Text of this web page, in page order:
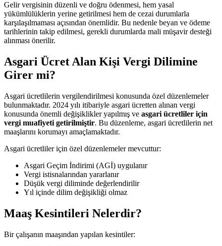
Gelir vergisinin düzenli ve doğru ödenmesi, hem yasal
yükümlülüklerin yerine getirilmesi hem de cezai durumlarla
karşılaşılmaması açısından önemlidir. Bu nedenle beyan ve ödeme
tarihlerinin takip edilmesi, gerekli durumlarda mali müşavir desteği
alınması önerilir.
Asgari Ücret Alan Kişi Vergi Dilimine
Girer mi?
Asgari ücretlilerin vergilendirilmesi konusunda özel düzenlemeler
bulunmaktadır. 2024 yılı itibariyle asgari ücretten alınan vergi
konusunda önemli değişiklikler yapılmış ve asgari ücretliler için
vergi muafiyeti getirilmiştir. Bu düzenleme, asgari ücretlilerin net
maaşlarını korumayı amaçlamaktadır.
Asgari ücretliler için özel düzenlemeler mevcuttur:
Asgari Geçim İndirimi (AGİ) uygulanır
Vergi istisnalarından yararlanır
Düşük vergi diliminde değerlendirilir
Yıl içinde dilim değişikliği olmaz
Maaş Kesintileri Nelerdir?
Bir çalışanın maaşından yapılan kesintiler: